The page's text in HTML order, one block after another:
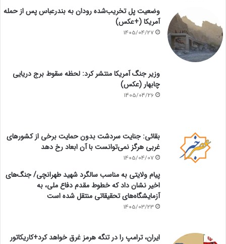
وضعیت پل تخریب‌شده رودان به بندرعباس پس از حمله
آمریکا (+عکس)
1405/04/27
وزیر جنگ آمریکا منتشر کرد: لحظه سقوط برج دریایی
چابهار (عکس)
1405/04/26
بقائی: جنایت سردشت بدون حمایت برخی از کشورهای
غربی هرگز نمی‌توانست با آن ابعاد رخ دهد
1405/04/07
پیام ولایتی به مناسب سالگرد شهید طهرانچی/ جنگ‌های
اخیر نشان داد که خطوط مقدم دفاع ملی، به
آزمایشگاه‌های تحقیقاتی منتقل شده است
1405/03/23
ایران، ترامپ را در تنگه هرمز غرق خواهد کرد+کاریکاتور